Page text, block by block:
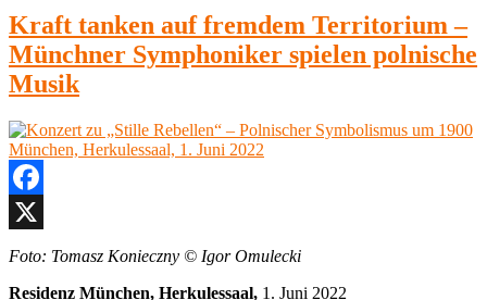
1900“
Herkulessaal,
München,
2022 “
Festkonzert
zur
Ausstellung
Symbolismus
Juni
Kraft tanken auf fremdem Territorium –
Münchner Symphoniker spielen polnische
Musik
Facebook
X
Foto: Tomasz Konieczny © Igor Omulecki
Residenz München, Herkulessaal, 1. Juni 2022